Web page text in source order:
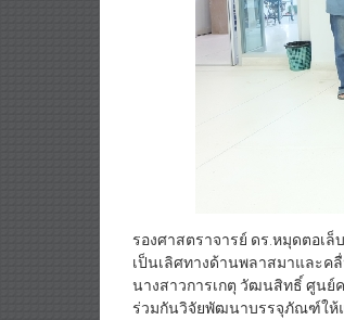
รองศาสตราจารย์ ดร.หมุดตอเ
เป็นเลิศทางด้านพลาสมาและค
นางสาวการเกตุ วัฒนสิทธิ์ ศูนย์
ร่วมกันวิจัยพัฒนาบรรจุภัณฑ์ให้แ